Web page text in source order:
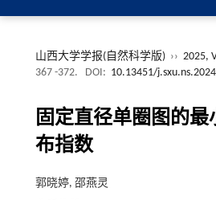
山西大学学报(自然科学版) ›› 2025,
367 -372.
DOI: 10.13451/
固定直径单圈图的
布指数
郭晓婷, 邵燕灵